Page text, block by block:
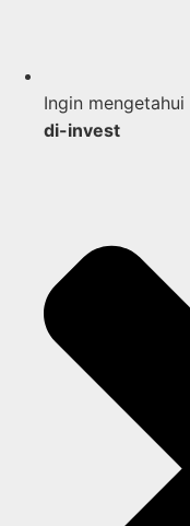
Ingin mengetahui
di-invest